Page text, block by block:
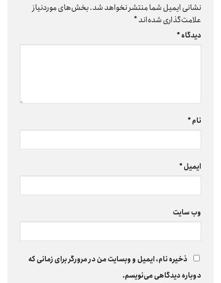
نشانی ایمیل شما منتشر نخواهد شد.بخش‌های موردنیاز
علامت‌گذاری شده‌اند*
دیدگاه*
نام*
ایمیل*
وب‌ سایت
ذخیره نام، ایمیل و وبسایت من در مرورگر برای زمانی که
دوباره دیدگاهی می‌نویسم.